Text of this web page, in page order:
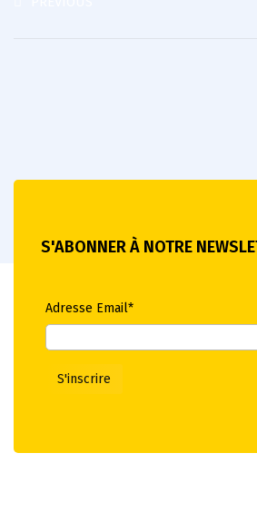
S'ABONNER À NOTRE
Adresse Email*